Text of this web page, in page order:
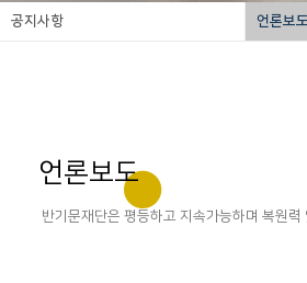
공지사항 언론보도
언론보도
반기문재단은 평등하고 지속가능하며 복원력